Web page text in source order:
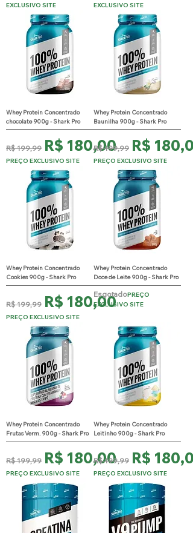
EXCLUSIVO SITE
EXCLUSIVO SITE
Whey Protein Concentrado
chocolate 900g - Shark Pro
Preço normal
R$ 199,99 Preço promocional
R$ 180,00
PREÇO EXCLUSIVO SITE
Whey Protein Concentrado
Baunilha 900g - Shark Pro
Preço normal
R$ 199,99 Preço
R$
PREÇO EXCLUSIVO SITE
Whey Protein Concentrado
Cookies 900g - Shark Pro
Preço normal
R$ 199,99 Preço promocional
R$ 180,00
PREÇO EXCLUSIVO SITE
Whey Protein Concentrado
Doce de Leite 900g - Shark Pro
EsgotadoPREÇO
EXCLUSIVO SITE
Whey Protein Concentrado
Frutas Verm. 900g - Shark Pro
Preço normal
R$ 199,99 Preço promocional
R$ 180,00
PREÇO EXCLUSIVO SITE
Whey Protein Concentrado
Leitinho 900g - Shark Pro
Preço normal
R$ 199,99 Preço
R$
PREÇO EXCLUSIVO SITE